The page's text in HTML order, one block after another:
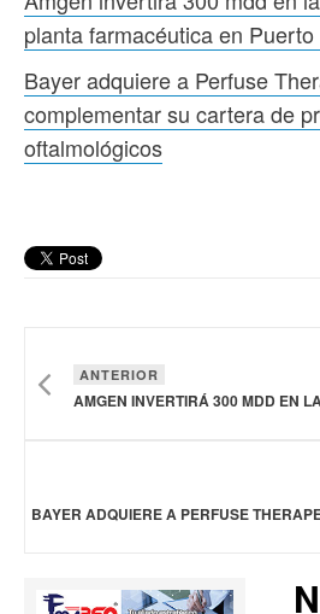
planta farmacéutica en Puerto
Bayer adquiere a Perfuse
complementar su cartera de
oftalmológicos
ANTERIOR